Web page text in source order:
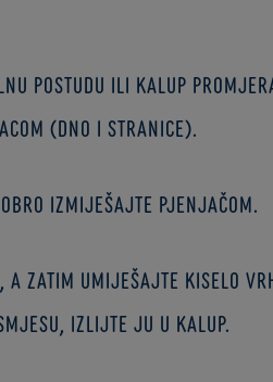
postudu ili kalup
(dno i stranice).
izmiješajte pjenjačom.
a zatim umiješajte kiselo
izlijte ju u kalup.